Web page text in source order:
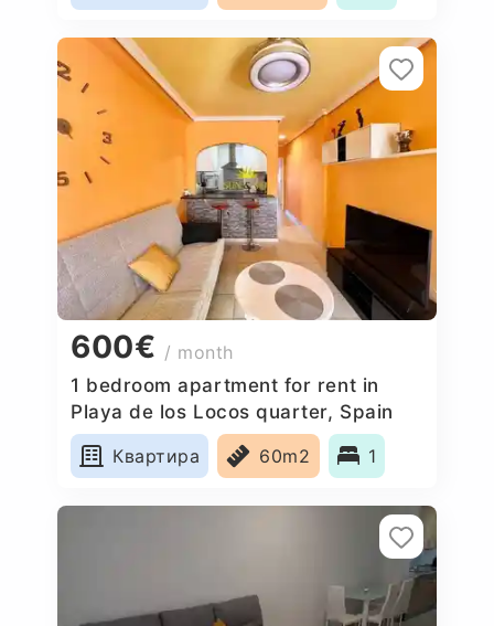
600€ / month
1 bedroom apartment for rent in
Playa de los Locos quarter, Spain
Квартира
60m2 1